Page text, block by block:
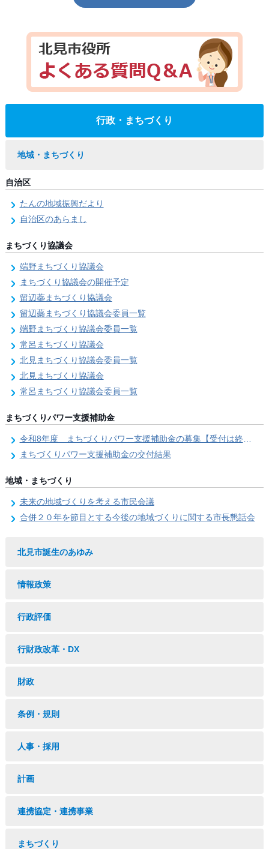
行政・まちづくり
地域・まちづくり
自治区
たんの地域振興だより
自治区のあらまし
まちづくり協議会
端野まちづくり協議会
まちづくり協議会の開催予定
留辺蘂まちづくり協議会
留辺蘂まちづくり協議会委員一覧
端野まちづくり協議会委員一覧
常呂まちづくり協議会
北見まちづくり協議会委員一覧
北見まちづくり協議会
常呂まちづくり協議会委員一覧
まちづくりパワー支援補助金
令和8年度 まちづくりパワー支援補助金の募集【受付は終了しました。】
まちづくりパワー支援補助金の交付結果
地域・まちづくり
未来の地域づくりを考える市民会議
合併２０年を節目とする今後の地域づくりに関する市長懇話会
北見市誕生のあゆみ
情報政策
行政評価
行財政改革・DX
財政
条例・規則
人事・採用
計画
連携協定・連携事業
まちづくり